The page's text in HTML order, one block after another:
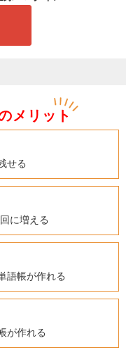
メリット
せる
に増える
語帳が作れる
が作れる